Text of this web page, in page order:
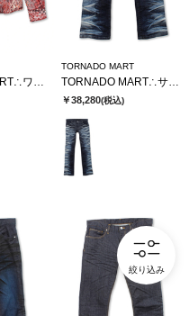
TORNADO MART∴ワイルドハウンドトゥースレースシャツ
TORNADO MART
TORNADO MART∴サイドタイガーシューカットデニム
￥38,280(税込)
絞り込み